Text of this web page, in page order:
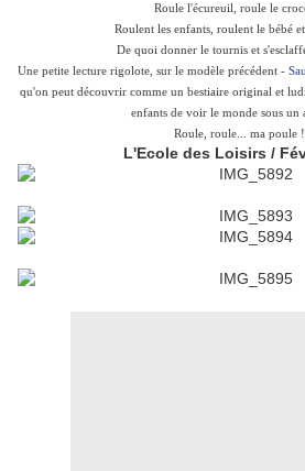
Roule l'écureuil, roule le
Roulent les enfants, roulent le bébé
De quoi donner le tournis et
Une petite lecture rigolote, sur le modèle précédent -
qu'on peut découvrir comme un bestiaire original et
enfants de voir le monde sous un
Roule, roule... ma poule
L'Ecole des Loisirs /